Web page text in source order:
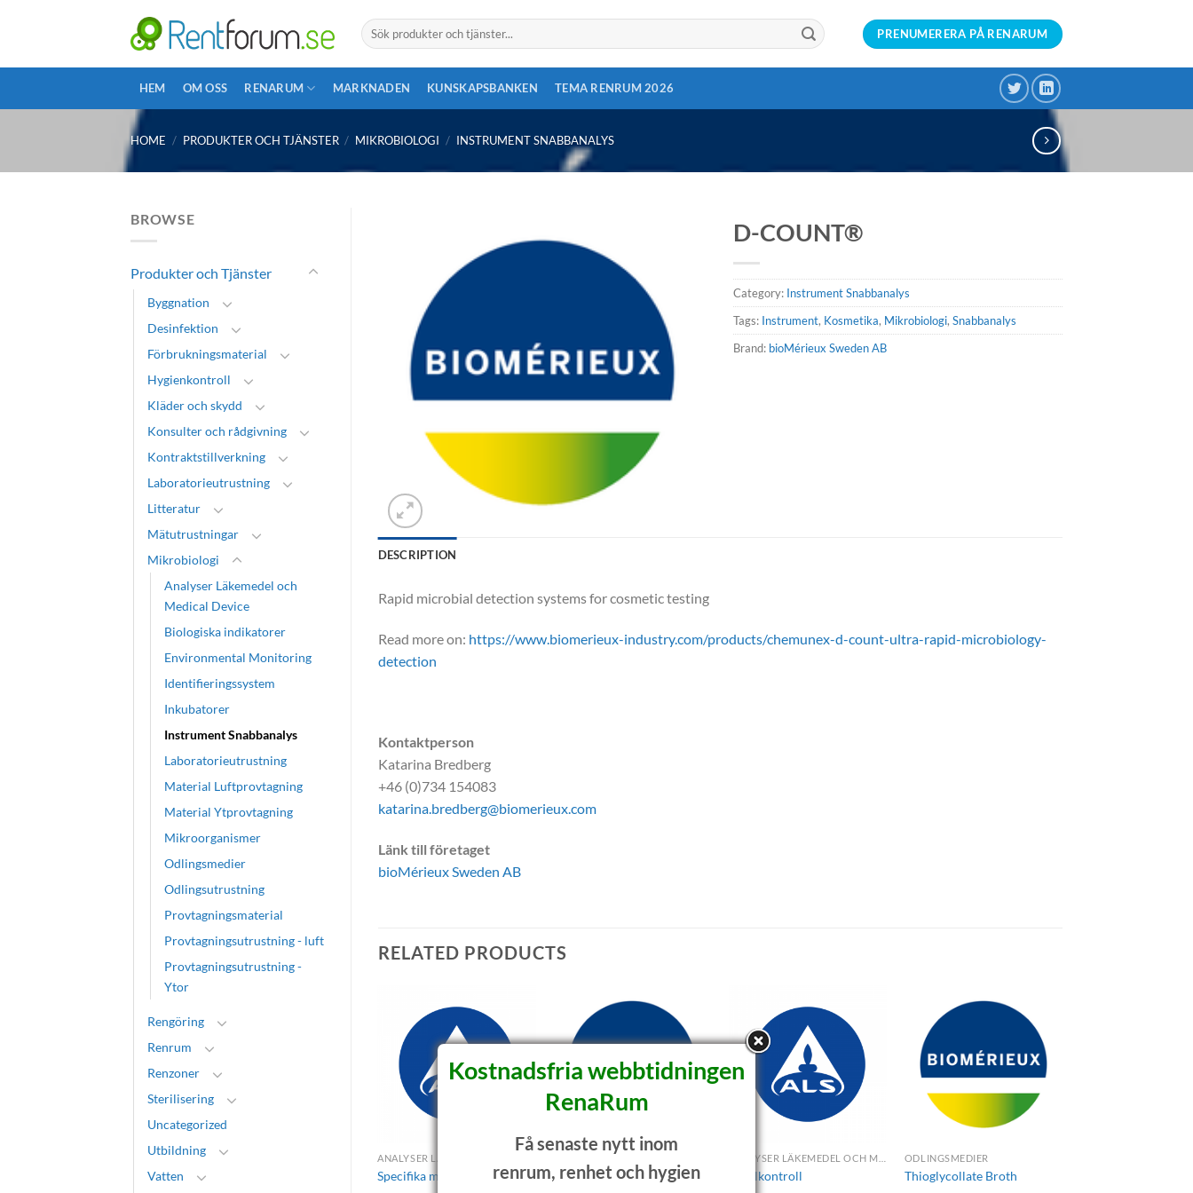
Search
for:
PRENUMERERA PÅ RENARUM
HEM OM OSS RENARUM MARKNADEN KUNSKAPSBANKEN TEMA RENRUM 2026
HOME / PRODUKTER OCH TJÄNSTER / MIKROBIOLOGI / INSTRUMENT SNABBANALYS
BROWSE
Produkter och Tjänster
Byggnation
Desinfektion
Förbrukningsmaterial
Hygienkontroll
Kläder och skydd
Konsulter och rådgivning
Kontraktstillverkning
Laboratorieutrustning
Litteratur
Mätutrustningar
Mikrobiologi
Analyser Läkemedel och
Medical Device
Biologiska indikatorer
Environmental Monitoring
Identifieringssystem
Inkubatorer
Instrument Snabbanalys
Laboratorieutrustning
Material Luftprovtagning
Material Ytprovtagning
Mikroorganismer
Odlingsmedier
Odlingsutrustning
Provtagningsmaterial
Provtagningsutrustning - luft
Provtagningsutrustning -
Ytor
Rengöring
Renrum
Renzoner
Sterilisering
Uncategorized
Utbildning
Vatten
D-COUNT®
Category: Instrument Snabbanalys
Tags: Instrument, Kosmetika, Mikrobiologi,Snabbanalys
Brand: bioMérieux Sweden AB
DESCRIPTION
Rapid microbial detection systems for cosmetic testing
Read more on: https://www.biomerieux-industry.com/products/chemunex-d-count-ultra-rapid-microbiology-
detection
Kontaktperson
Katarina Bredberg
+46 (0)734 154083
katarina.bredberg@biomerieux.com
Länk till företaget
bioMérieux Sweden AB
RELATED PRODUCTS
Specifika mikroorganismer SCANRDI® Sterilkontroll
ODLINGSMEDIER
Thioglycollate Broth
LABORATORIEUTRUSTNING INSTRUMENT SNABBANALYS
BACT/ALERT® 3D
Kostnadsfria webbtidningen
RenaRum
Få senaste nytt inom
renrum, renhet och hygien